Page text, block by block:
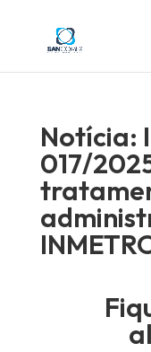
Notícia:
017/